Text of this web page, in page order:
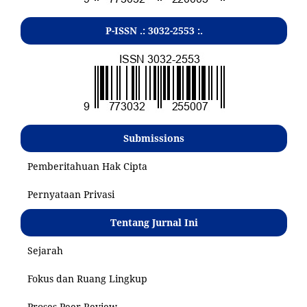
P-ISSN .: 3032-2553:.
Submissions
Pemberitahuan Hak Cipta
Pernyataan Privasi
Tentang Jurnal Ini
Sejarah
Fokus dan Ruang Lingkup